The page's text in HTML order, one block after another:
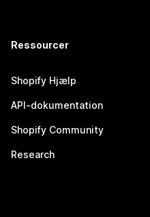
Ressourcer
Shopify Hjælp
API-dokumentation
Shopify Community
Research